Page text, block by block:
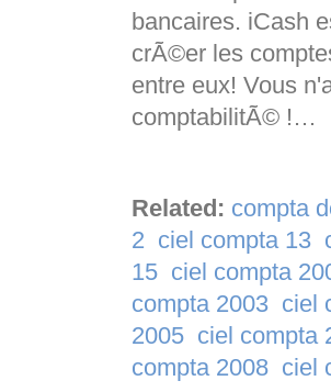
bancaires. iCash
crÃ©er les
entre eux! Vous
comptabilitÃ© !…
Related: compta
2 ciel compta 13
15 ciel compta
compta 2003 ciel
2005 ciel compta
compta 2008 ciel